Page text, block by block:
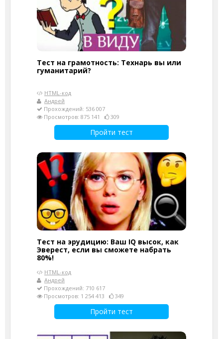
Тест на грамотность: Технарь вы или
гуманитарий?
HTML-код
Андрей
Прохождений: 536 007
Просмотров: 875 141
309
Пройти тест
Тест на эрудицию: Ваш IQ высок, как
Эверест, если вы сможете набрать
80%!
HTML-код
Андрей
Прохождений: 710 617
Просмотров: 1 254 413
349
Пройти тест